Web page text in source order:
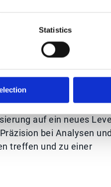
Statistics
Marktgeschehen Schritt
(RPA)
wie die
auf ein neues
bei Analysen
treffen und zu einer